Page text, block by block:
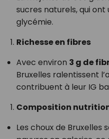
sucres naturels, qui
glycémie.
Richesse en fibres
Avec environ 3 g de
Bruxelles ralentissent
contribuent à leur IG
Composition
Les choux de Bruxelles